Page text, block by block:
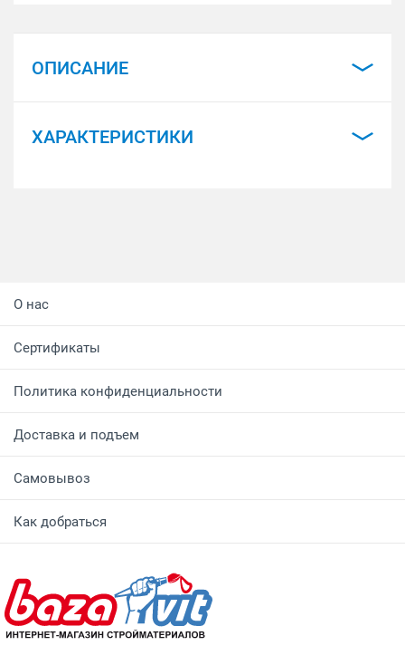
ОПИСАНИЕ
ХАРАКТЕРИСТИКИ
О нас
Сертификаты
Политика конфиденциальности
Доставка и подъем
Самовывоз
Как добраться